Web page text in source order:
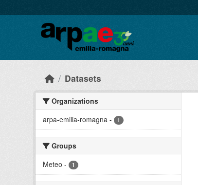
Datasets
Organizations
arpa-emilia-romagna - 1
Groups
Meteo - 1